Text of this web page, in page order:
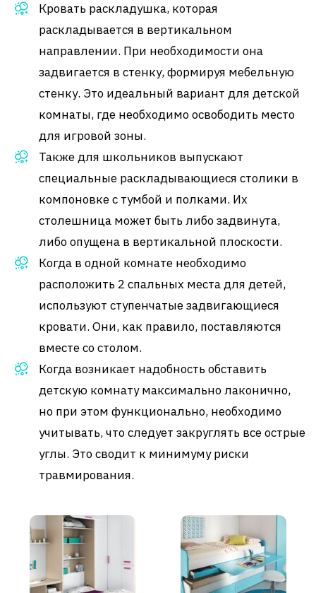
Кровать раскладушка, которая
раскладывается в вертикальном
направлении. При необходимости она
задвигается в стенку, формируя мебельную
стенку. Это идеальный вариант для детской
комнаты, где необходимо освободить место
для игровой зоны.
Также для школьников выпускают
специальные раскладывающиеся столики в
компоновке с тумбой и полками. Их
столешница может быть либо задвинута,
либо опущена в вертикальной плоскости.
Когда в одной комнате необходимо
расположить 2 спальных места для детей,
используют ступенчатые задвигающиеся
кровати. Они, как правило, поставляются
вместе со столом.
Когда возникает надобность обставить
детскую комнату максимально лаконично,
но при этом функционально, необходимо
учитывать, что следует закруглять все острые
углы. Это сводит к минимуму риски
травмирования.